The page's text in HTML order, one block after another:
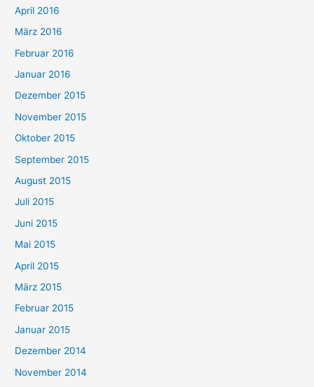
April 2016
März 2016
Februar 2016
Januar 2016
Dezember 2015
November 2015
Oktober 2015
September 2015
August 2015
Juli 2015
Juni 2015
Mai 2015
April 2015
März 2015
Februar 2015
Januar 2015
Dezember 2014
November 2014